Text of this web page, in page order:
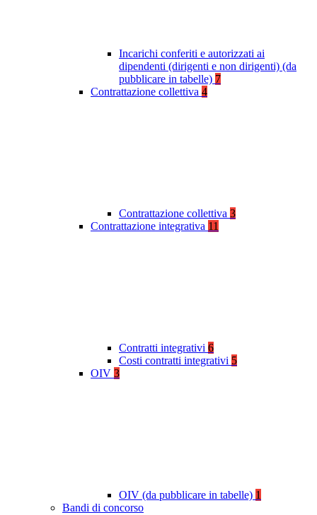
Incarichi conferiti e autorizzati ai
dipendenti (dirigenti e non dirigenti) (da
pubblicare in tabelle) 7
Contrattazione collettiva 4
Contrattazione collettiva 3
Contrattazione integrativa 11
Contratti integrativi 6
Costi contratti integrativi 5
OIV 3
OIV (da pubblicare in tabelle) 1
Bandi di concorso